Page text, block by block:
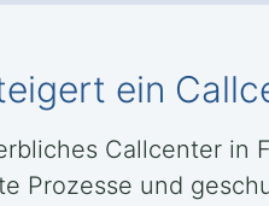
ein
Callcenter in
Prozesse und